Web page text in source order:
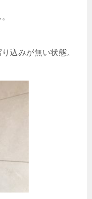
込みが無い状態。